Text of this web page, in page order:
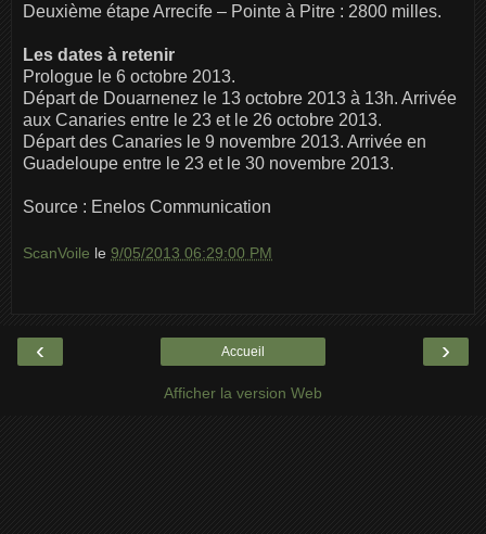
Deuxième étape Arrecife – Pointe à Pitre : 2800 milles.
Les dates à retenir
Prologue le 6 octobre 2013.
Départ de Douarnenez le 13 octobre 2013 à 13h. Arrivée
aux Canaries entre le 23 et le 26 octobre 2013.
Départ des Canaries le 9 novembre 2013. Arrivée en
Guadeloupe entre le 23 et le 30 novembre 2013.
Source : Enelos Communication
ScanVoile le 9/05/2013 06:29:00 PM
‹ ›
Accueil
Afficher la version Web